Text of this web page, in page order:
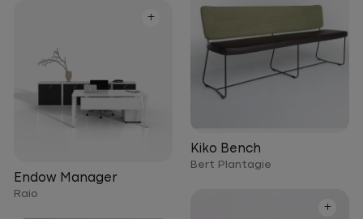
Kiko Bench
Bert Plantagie
+
Endow Manager
Raio
+